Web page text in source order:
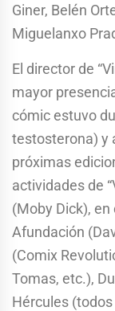
Giner, Belén
Miguelanxo
El director de
mayor
cómic estuvo
testosterona) y
próximas
actividades de
(Moby Dick),
Afundación
(Comix
Tomas, etc.),
Hércules